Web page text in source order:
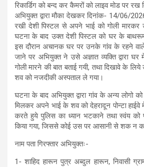
रिकार्डिग को बन्द कर कैमरों को लाइव मोड पर रख
अभियुक्त द्वारा मौका देखकर दिनांक- 14/06/
रखी देशी पिस्टल से अपने भाई को गोली मारकर
घटना के बाद उक्त देशी पिस्टल को घर के
इस दौरान अचानक घर पर उनके गांव के रहने
जाने पर अभियुक्त ने उसे अज्ञात व्यक्ति द्वारा
गोली मारने की बात बताई गयी, तथा दिखावे के
शव को नजदीकी अस्पताल ले गया।
घटना के बाद अभियुक्त द्वारा गांव के अन्य लोगो
मिलकर अपने भाई के शव को देहरादून पोन्टा
करते हुये पुलिस का ध्यान भटकाने तथा स्वंय को
किया गया, जिससे कोई उस पर आसानी से शक न
नाम पता गिरफ्तार अभियुक्तः-
1- शाहिद हारून पुत्र अब्दुल हारून, निवासी